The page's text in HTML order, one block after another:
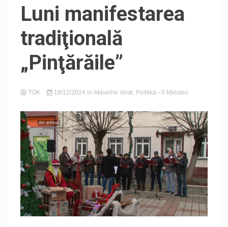
Luni manifestarea
tradiţională
„Pinţărăile”
TOK 18/12/2024 in Aktuelne Vesti, Politika - 0 Minutes